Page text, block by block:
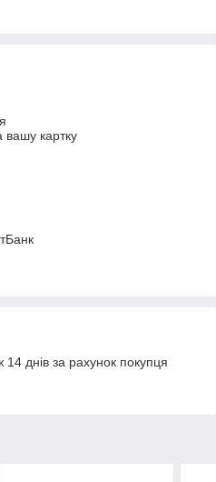
вашу картку
днів за рахунок покупця